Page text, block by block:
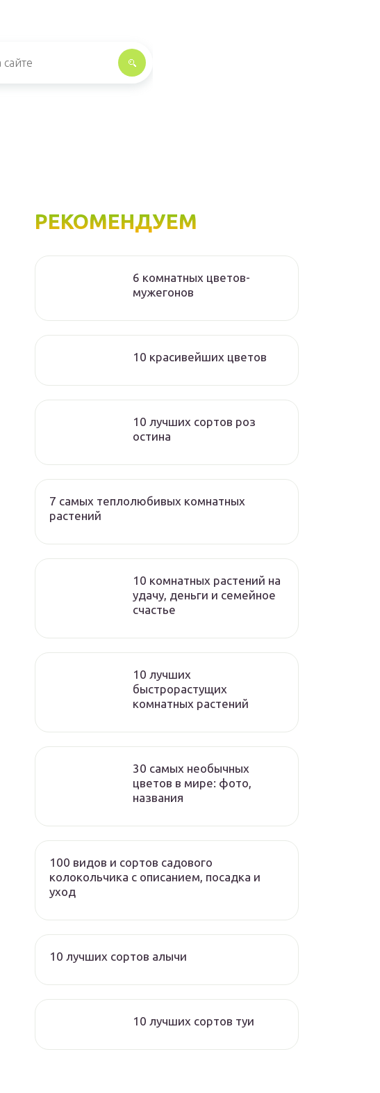
РЕКОМЕНДУЕМ
6 комнатных цветов-
мужегонов
10 красивейших цветов
10 лучших сортов роз
остина
7 самых теплолюбивых комнатных
растений
10 комнатных растений на
удачу, деньги и семейное
счастье
10 лучших
быстрорастущих
комнатных растений
30 самых необычных
цветов в мире: фото,
названия
100 видов и сортов садового
колокольчика с описанием, посадка и
уход
10 лучших сортов алычи
10 лучших сортов туи